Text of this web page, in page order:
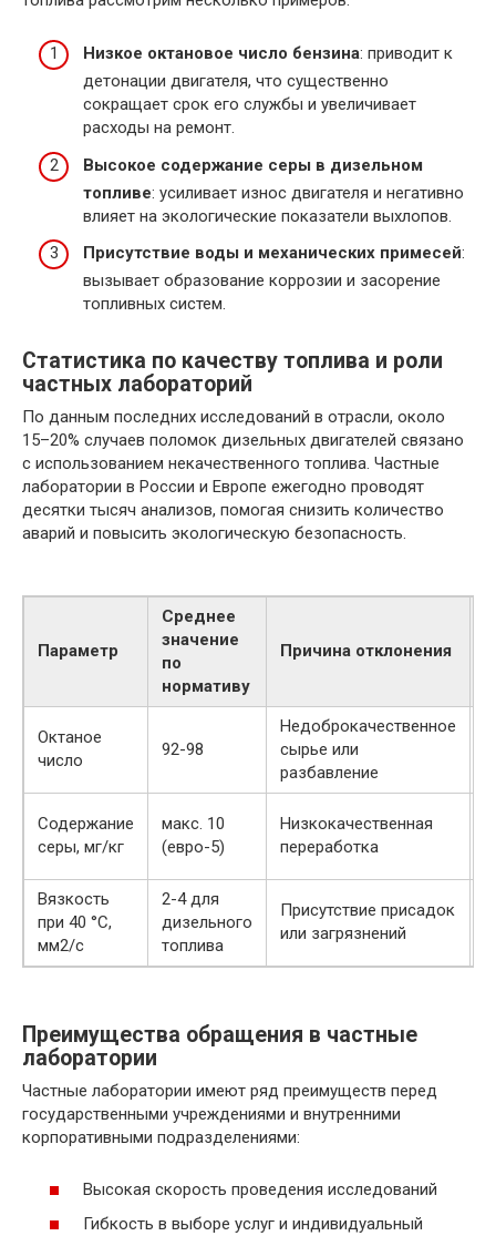
Низкое октановое число бензина: приводит к
детонации двигателя, что существенно
сокращает срок его службы и увеличивает
расходы на ремонт.
Высокое содержание серы в дизельном
топливе: усиливает износ двигателя и негативно
влияет на экологические показатели выхлопов.
Присутствие воды и механических примесей:
вызывает образование коррозии и засорение
топливных систем.
Статистика по качеству топлива и роли
частных лабораторий
По данным последних исследований в отрасли, около
15–20% случаев поломок дизельных двигателей связано
с использованием некачественного топлива. Частные
лаборатории в России и Европе ежегодно проводят
десятки тысяч анализов, помогая снизить количество
аварий и повысить экологическую безопасность.
Параметр
Среднее
значение
по
нормативу
Причина отклонения
Октаное
число
92-98
Недоброкачественное
сырье или
разбавление
Содержание
серы, мг/кг
макс. 10
(евро-5)
Низкокачественная
переработка
Вязкость
при 40 °C,
мм2/с
2-4 для
дизельного
топлива
Присутствие присадок
или загрязнений
Преимущества обращения в частные
лаборатории
Частные лаборатории имеют ряд преимуществ перед
государственными учреждениями и внутренними
корпоративными подразделениями:
Высокая скорость проведения исследований
Гибкость в выборе услуг и индивидуальный